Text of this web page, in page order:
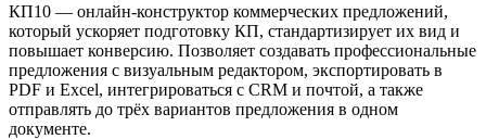
КП10 — онлайн-конструктор коммерческих предложений,
который ускоряет подготовку КП, стандартизирует их вид и
повышает конверсию. Позволяет создавать профессиональные
предложения с визуальным редактором, экспортировать в
PDF и Excel, интегрироваться с CRM и почтой, а также
отправлять до трёх вариантов предложения в одном
документе.